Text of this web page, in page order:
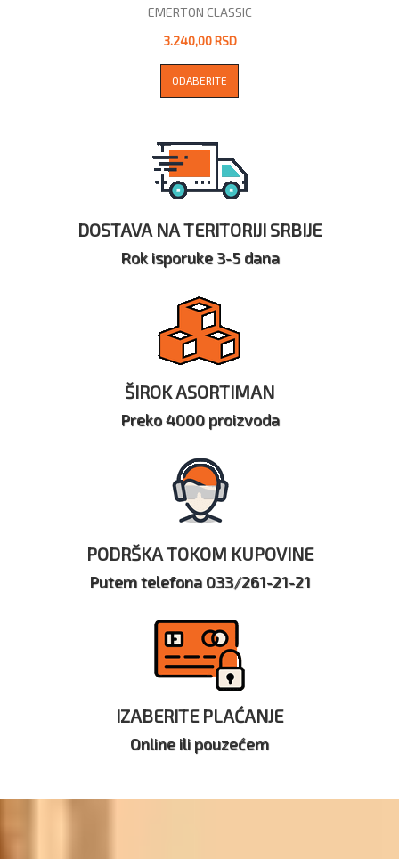
EMERTON CLASSIC
3.240,00 RSD
ODABERITE
DOSTAVA NA TERITORIJI SRBIJE
Rok isporuke 3-5 dana
ŠIROK ASORTIMAN
Preko 4000 proizvoda
PODRŠKA TOKOM KUPOVINE
Putem telefona 033/261-21-21
IZABERITE PLAĆANJE
Online ili pouzećem